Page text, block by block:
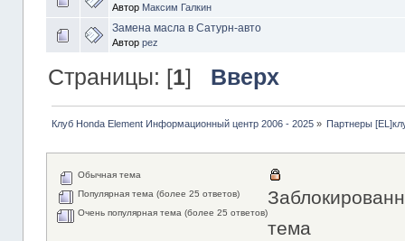
Автор Максим Галкин
Замена масла в Сатурн-авто
Автор pez
Страницы: [1] Вверх
Клуб Honda Element Информационный центр 2006 - 2025» Партнеры
Обычная тема
Популярная тема (более 25 ответов)
Очень популярная тема (более 25 ответов)
тема